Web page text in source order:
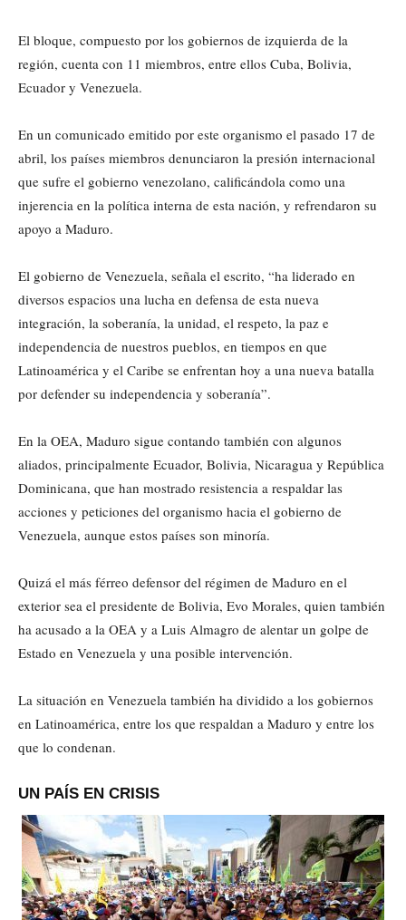
El bloque, compuesto por los gobiernos de izquierda de la
región, cuenta con 11 miembros, entre ellos Cuba, Bolivia,
Ecuador y Venezuela.
En un comunicado emitido por este organismo el pasado 17 de
abril, los países miembros denunciaron la presión internacional
que sufre el gobierno venezolano, calificándola como una
injerencia en la política interna de esta nación, y refrendaron su
apoyo a Maduro.
El gobierno de Venezuela, señala el escrito, “ha liderado en
diversos espacios una lucha en defensa de esta nueva
integración, la soberanía, la unidad, el respeto, la paz e
independencia de nuestros pueblos, en tiempos en que
Latinoamérica y el Caribe se enfrentan hoy a una nueva batalla
por defender su independencia y soberanía”.
En la OEA, Maduro sigue contando también con algunos
aliados, principalmente Ecuador, Bolivia, Nicaragua y República
Dominicana, que han mostrado resistencia a respaldar las
acciones y peticiones del organismo hacia el gobierno de
Venezuela, aunque estos países son minoría.
Quizá el más férreo defensor del régimen de Maduro en el
exterior sea el presidente de Bolivia, Evo Morales, quien también
ha acusado a la OEA y a Luis Almagro de alentar un golpe de
Estado en Venezuela y una posible intervención.
La situación en Venezuela también ha dividido a los gobiernos
en Latinoamérica, entre los que respaldan a Maduro y entre los
que lo condenan.
UN PAÍS EN CRISIS